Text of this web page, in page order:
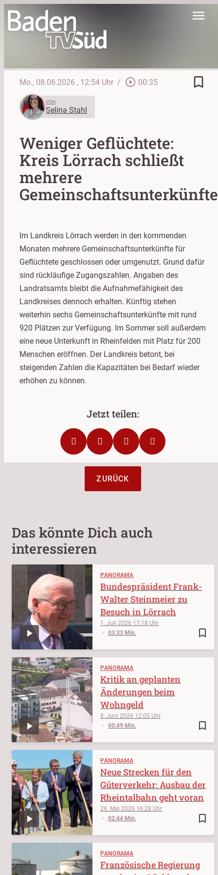
menu
Mo., 08.06.2026 , 12:54 Uhr / play_circle_outline 00:35 bookmark_border
VON
Selina Stahl
Weniger Geflüchtete:
Kreis Lörrach schließt
mehrere
Gemeinschaftsunterkünfte
Im Landkreis Lörrach werden in den kommenden
Monaten mehrere Gemeinschaftsunterkünfte für
Geflüchtete geschlossen oder umgenutzt. Grund dafür
sind rückläufige Zugangszahlen. Angaben des
Landratsamts bleibt die Aufnahmefähigkeit des
Landkreises dennoch erhalten. Künftig stehen
weiterhin sechs Gemeinschaftsunterkünfte mit rund
920 Plätzen zur Verfügung. Im Sommer soll außerdem
eine neue Unterkunft in Rheinfelden mit Platz für 200
Menschen eröffnen. Der Landkreis betont, bei
steigenden Zahlen die Kapazitäten bei Bedarf wieder
erhöhen zu können.
ZURÜCK
Das könnte Dich auch
interessieren
PANORAMA
bookmark_border
1. Juli 2026 17:18
03:33 Min.
Bundespräsident Frank-
Walter Steinmeier zu
Besuch in Lörrach
PANORAMA
bookmark_border
8. Juni 2026 12:05
00:49 Min.
Kritik an geplanten
Änderungen beim
Wohngeld
PANORAMA
bookmark_border
29. Mai 2026 16:28
02:44 Min.
Neue Strecken für den
Güterverkehr: Ausbau der
Rheintalbahn geht voran
PANORAMA
Französische Regierung